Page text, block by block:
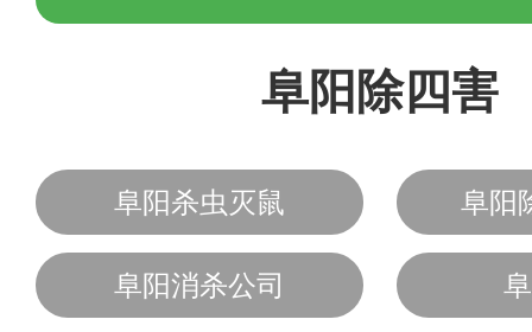
阜阳除四害
阜阳杀虫灭鼠 阜阳
阜阳消杀公司